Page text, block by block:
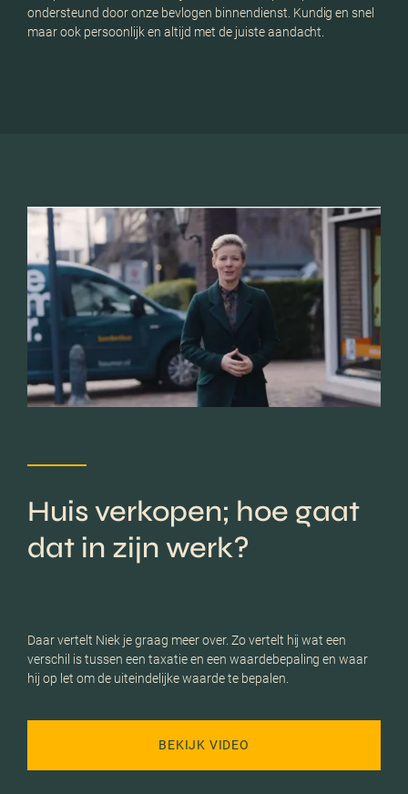
ondersteund door onze bevlogen binnendienst. Kundig en snel
maar ook persoonlijk en altijd met de juiste aandacht.
Huis verkopen; hoe gaat
dat in zijn werk?
Daar vertelt Niek je graag meer over. Zo vertelt hij wat een
verschil is tussen een taxatie en een waardebepaling en waar
hij op let om de uiteindelijke waarde te bepalen.
BEKIJK VIDEO